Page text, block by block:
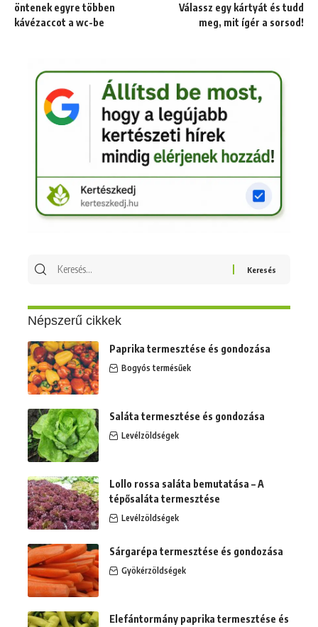
öntenek egyre többen
kávézaccot a wc-be
Válassz egy kártyát és tudd
meg, mit ígér a sorsod!
Keresés
Népszerű cikkek
Paprika termesztése és gondozása
Bogyós termésűek
Saláta termesztése és gondozása
Levélzöldségek
Lollo rossa saláta bemutatása – A
tépősaláta termesztése
Levélzöldségek
Sárgarépa termesztése és gondozása
Gyökérzöldségek
Elefántormány paprika termesztése és